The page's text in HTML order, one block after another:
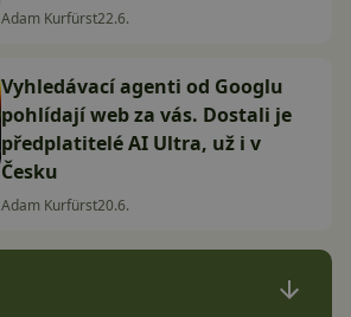
Adam Kurfürst22.6.
Vyhledávací agenti od Googlu
pohlídají web za vás. Dostali je
předplatitelé AI Ultra, už i v
Česku
Adam Kurfürst20.6.